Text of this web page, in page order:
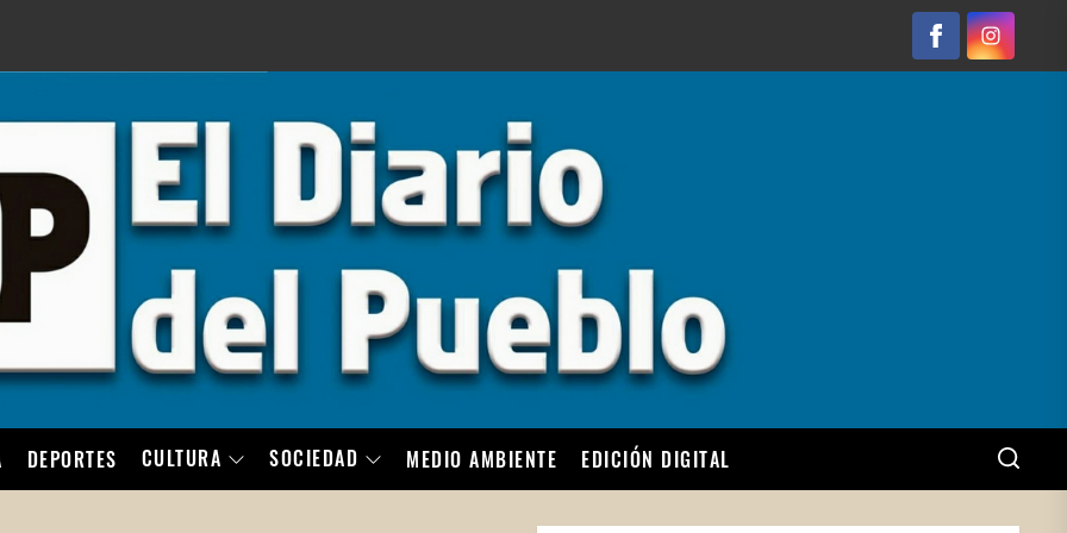
FacebookInstagram
DEPORTES CULTURA SOCIEDAD MEDIO AMBIENTE EDICIÓN DIGITAL